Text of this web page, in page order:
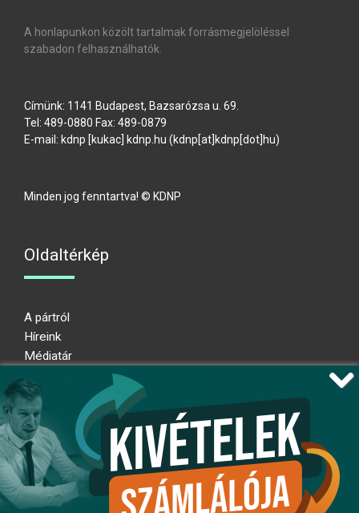
A honlapunkon közölt tartalmak forrásmegjelöléssel
szabadon felhasználhatók.
Címünk: 1141 Budapest, Bazsarózsa u. 69.
Tel: 489-0880 Fax: 489-0879
E-mail: kdnp [kukac] kdnp hu (kdnp[at]kdnp[dot]hu)
Minden jog fenntartva! © KDNP
Oldaltérkép
A pártról
Híreink
Médiatár
Adatkezelési nyilatkozat
Átláthatósági nyilatkozat
Ugrás az oldal tetejére
Kövessen minket!